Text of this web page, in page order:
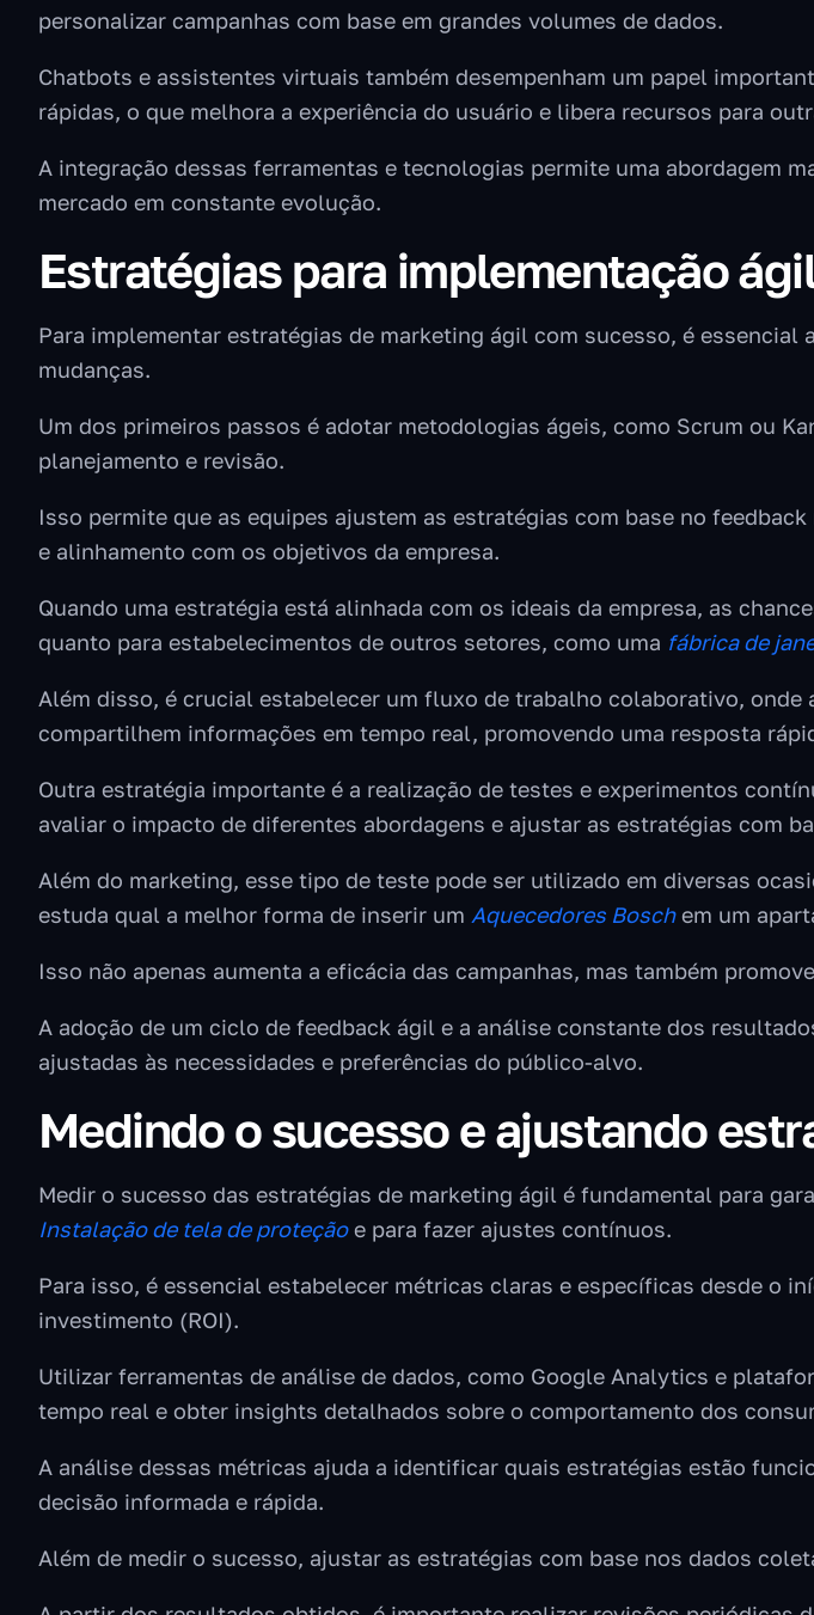
personalizar campanhas com base em grandes volumes de dados.
Chatbots e assistentes virtuais também desempenham um papel
rápidas, o que melhora a experiência do usuário e libera recursos para
A integração dessas ferramentas e tecnologias permite uma abordagem
mercado em constante evolução.
Estratégias para implementação
Para implementar estratégias de marketing ágil com sucesso, é
mudanças.
Um dos primeiros passos é adotar metodologias ágeis, como Scrum ou
planejamento e revisão.
Isso permite que as equipes ajustem as estratégias com base no
e alinhamento com os objetivos da empresa.
Quando uma estratégia está alinhada com os ideais da empresa, as
quanto para estabelecimentos de outros setores, como uma fábrica de
Além disso, é crucial estabelecer um fluxo de trabalho colaborativo,
compartilhem informações em tempo real, promovendo uma resposta
Outra estratégia importante é a realização de testes e experimentos
avaliar o impacto de diferentes abordagens e ajustar as estratégias com
Além do marketing, esse tipo de teste pode ser utilizado em diversas
estuda qual a melhor forma de inserir um Aquecedores Boschem um
Isso não apenas aumenta a eficácia das campanhas, mas também
A adoção de um ciclo de feedback ágil e a análise constante dos
ajustadas às necessidades e preferências do público-alvo.
Medindo o sucesso e ajustando
Medir o sucesso das estratégias de marketing ágil é fundamental para
Instalação de tela de proteçãoe para fazer ajustes contínuos.
Para isso, é essencial estabelecer métricas claras e específicas desde o
investimento (ROI).
Utilizar ferramentas de análise de dados, como Google Analytics e
tempo real e obter insights detalhados sobre o comportamento dos
A análise dessas métricas ajuda a identificar quais estratégias estão
decisão informada e rápida.
Além de medir o sucesso, ajustar as estratégias com base nos dados